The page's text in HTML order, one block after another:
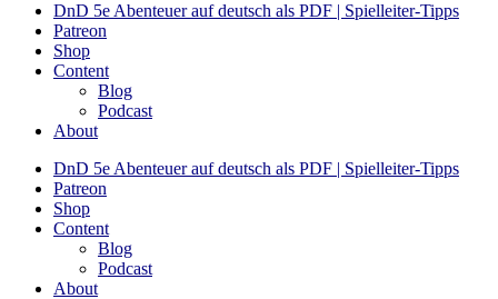
DnD 5e Abenteuer auf deutsch als PDF | Spielleiter-Tipps
Patreon
Shop
Content
Blog
Podcast
About
DnD 5e Abenteuer auf deutsch als PDF | Spielleiter-Tipps
Patreon
Shop
Content
Blog
Podcast
About